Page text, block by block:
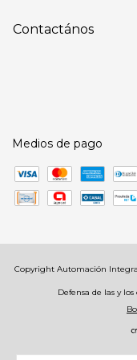
Contactános
Medios de pago
Copyright Automación Integral
Defensa de las y